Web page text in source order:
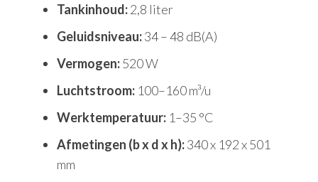
Tankinhoud:2,8 liter
Geluidsniveau:34 – 48 dB(A)
Vermogen:520 W
Luchtstroom: 100–160 m³/u
Werktemperatuur: 1–35 °C
Afmetingen (b x d x h):340 x 192 x 501
mm